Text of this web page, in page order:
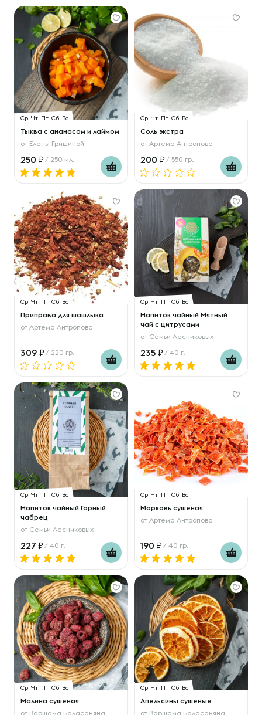
Ср Чт Пт Сб Вс
Тыква с ананасом и лаймом
от Елены Гришиной
250 / 250 мл.
Ср Чт Пт Сб Вс
Соль экстра
от Артема Антропова
200 / 550 гр.
Ср Чт Пт Сб Вс
Приправа для шашлыка
от Артема Антропова
309 / 220 гр.
Ср Чт Пт Сб Вс
Напиток чайный Мятный
чай с цитрусами
от Семьи Лесниковых
235 / 40 г.
Ср Чт Пт Сб Вс
Напиток чайный Горный
чабрец
от Семьи Лесниковых
227 / 40 г.
Ср Чт Пт Сб Вс
Морковь сушеная
от Артема Антропова
190 / 40 гр.
Ср Чт Пт Сб Вс
Малина сушеная
от Варшама Баласаняна
Ср Чт Пт Сб Вс
Апельсины сушеные
от Варшама Баласаняна